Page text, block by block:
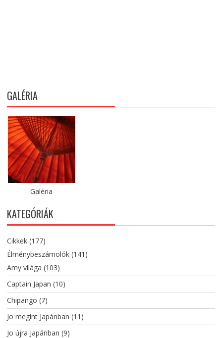
GALÉRIA
Galéria
KATEGÓRIÁK
Cikkek(177)
Élménybeszámolók(141)
Amy világa (103)
Captain Japan (10)
Chipango (7)
Jo megint Japánban (11)
Jo újra Japánban (9)